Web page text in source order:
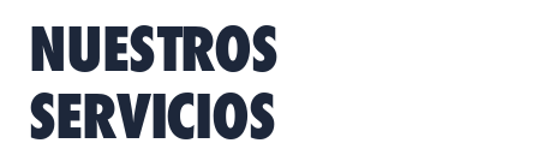
NUESTROS
SERVICIOS